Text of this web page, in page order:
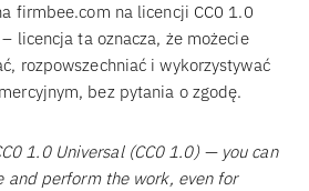
firmbee.com na licencji CC0 1.0
licencja ta oznacza, że możecie
rozpowszechniać i wykorzystywać
bez pytania o zgodę.
1.0 Universal (CC0 1.0) — you can
and perform the work, even for